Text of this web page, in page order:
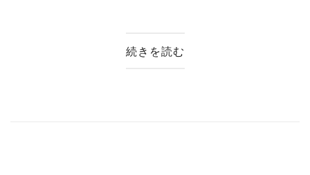
続きを読む